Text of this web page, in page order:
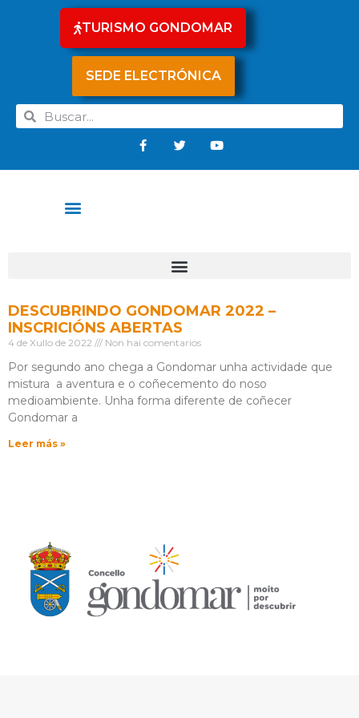
TURISMO GONDOMAR
SEDE ELECTRÓNICA
DESCUBRINDO GONDOMAR 2022 –
INSCRICIÓNS ABERTAS
4 de Xullo de 2022 Non hai comentarios
Por segundo ano chega a Gondomar unha actividade que
mistura a aventura e o coñecemento do noso
medioambiente. Unha forma diferente de coñecer
Gondomar a
Leer más »